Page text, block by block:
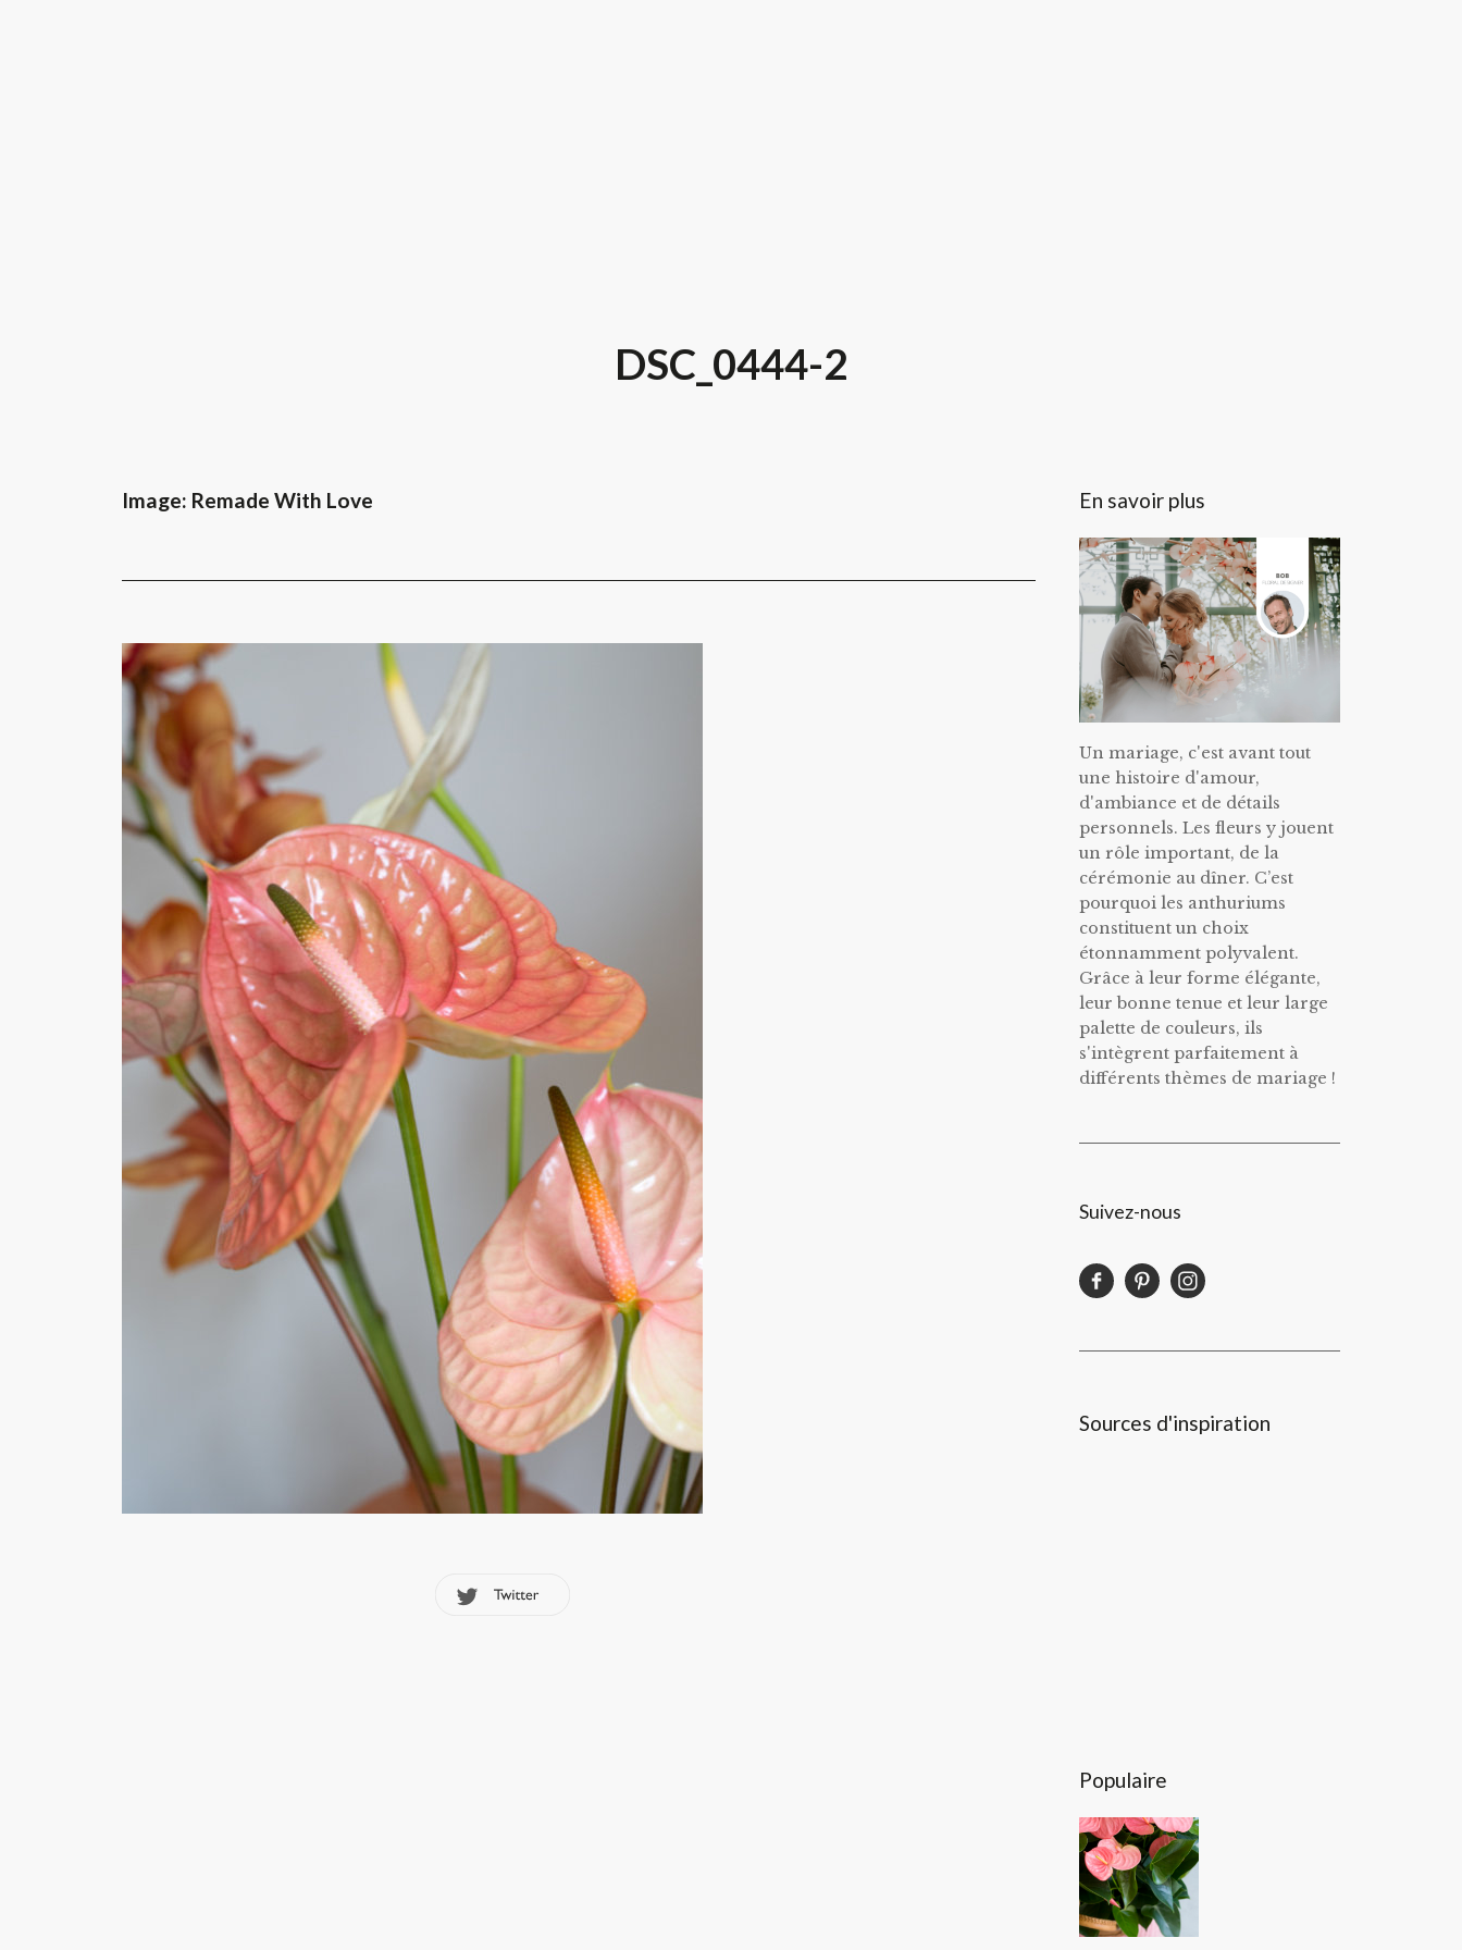
DSC_0444-2
Image: Remade With Love En savoir plus
Un mariage, c'est avant tout
une histoire d'amour,
d'ambiance et de détails
personnels. Les fleurs y jouent
un rôle important, de la
cérémonie au dîner. C’est
pourquoi les anthuriums
constituent un choix
étonnamment polyvalent.
Grâce à leur forme élégante,
leur bonne tenue et leur large
palette de couleurs, ils
s'intègrent parfaitement à
différents thèmes de mariage !
Suivez-nous
Sources d'inspiration
Populaire